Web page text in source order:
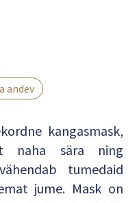
andev
kangasmask,
naha sära ning
tumedaid
jume. Mask on